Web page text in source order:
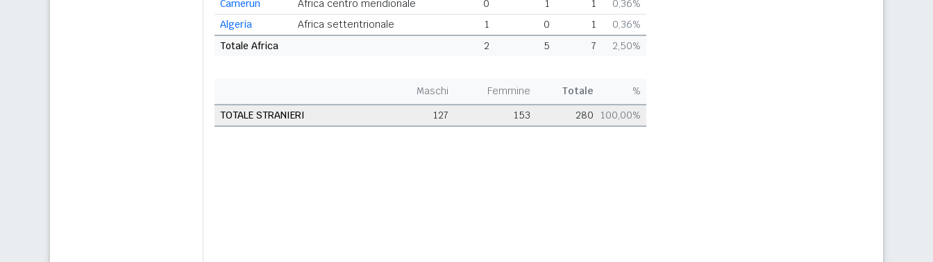
Camerun
Africa centro meridionale 0 1 1
0,36%
Algeria
Africa settentrionale 1 0 1
0,36%
Totale Africa
2 5 7 2,50%
Maschi Femmine Totale
%
TOTALE STRANIERI
127 153 280 100,00%